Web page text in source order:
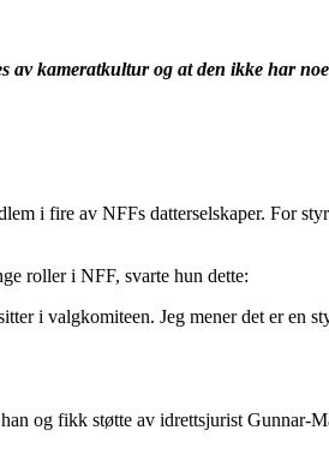
av kameratkultur og at den ikke har
i fire av NFFs datterselskaper. For
roller i NFF, svarte hun dette:
i valgkomiteen. Jeg mener det er en
og fikk støtte av idrettsjurist Gunnar-